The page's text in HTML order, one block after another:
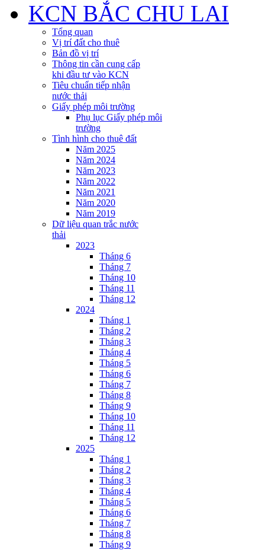
KCN BẮC CHU LAI
Tổng quan
Vị trí đất cho thuê
Bản đồ vị trí
Thông tin cần cung cấp
khi đầu tư vào KCN
Tiêu chuẩn tiếp nhận
nước thải
Giấy phép môi trường
Phụ lục Giấy phép môi
trường
Tình hình cho thuê đất
Năm 2025
Năm 2024
Năm 2023
Năm 2022
Năm 2021
Năm 2020
Năm 2019
Dữ liệu quan trắc nước
thải
2023
Tháng 6
Tháng 7
Tháng 10
Tháng 11
Tháng 12
2024
Tháng 1
Tháng 2
Tháng 3
Tháng 4
Tháng 5
Tháng 6
Tháng 7
Tháng 8
Tháng 9
Tháng 10
Tháng 11
Tháng 12
2025
Tháng 1
Tháng 2
Tháng 3
Tháng 4
Tháng 5
Tháng 6
Tháng 7
Tháng 8
Tháng 9